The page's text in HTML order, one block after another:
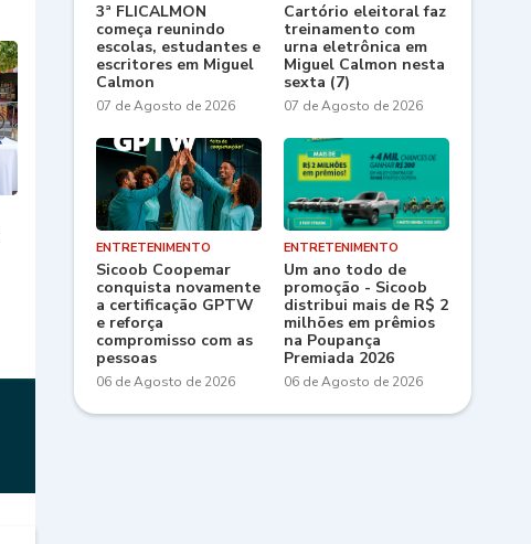
3ª FLICALMON
começa reunindo
escolas, estudantes e
escritores em Miguel
Calmon
07 de Agosto de 2026
Cartório eleitoral faz
treinamento com
urna eletrônica em
Miguel Calmon nesta
sexta (7)
07 de Agosto de 2026
ENTRETENIMENTO
Sicoob Coopemar
conquista novamente
a certificação GPTW
e reforça
compromisso com as
pessoas
06 de Agosto de 2026
ENTRETENIMENTO
Um ano todo de
promoção - Sicoob
distribui mais de R$ 2
milhões em prêmios
na Poupança
Premiada 2026
06 de Agosto de 2026